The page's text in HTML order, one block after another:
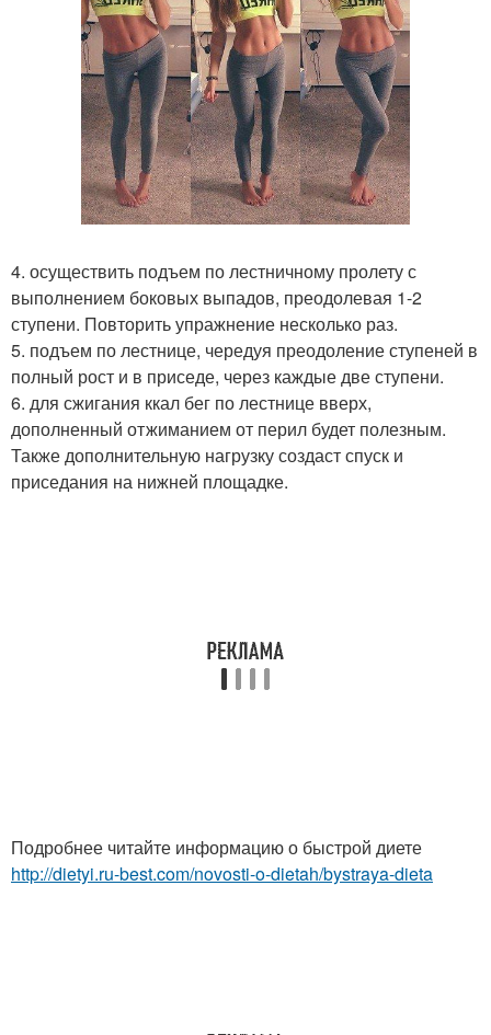
4. осуществить подъем по лестничному пролету с
выполнением боковых выпадов, преодолевая 1-2
ступени. Повторить упражнение несколько раз.
5. подъем по лестнице, чередуя преодоление ступеней в
полный рост и в приседе, через каждые две ступени.
6. для сжигания ккал бег по лестнице вверх,
дополненный отжиманием от перил будет полезным.
Также дополнительную нагрузку создаст спуск и
приседания на нижней площадке.
Подробнее читайте информацию о быстрой диете
http://dietyi.ru-best.com/novosti-o-dietah/bystraya-dieta